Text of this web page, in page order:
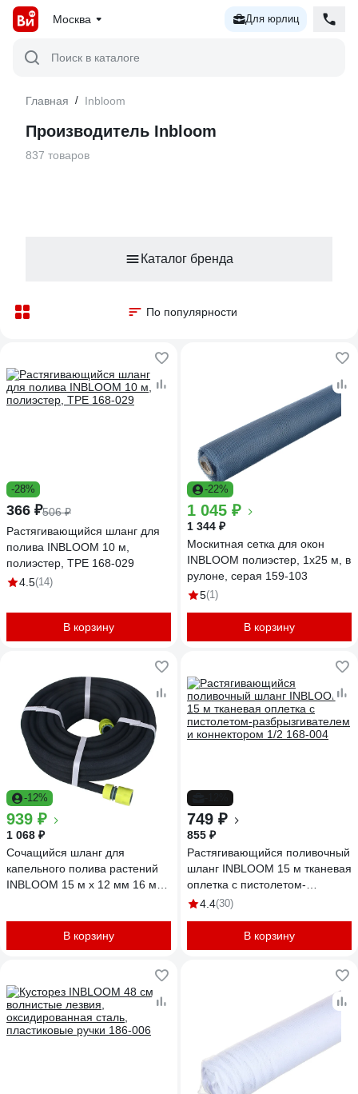
Москва Для юрлиц
Поиск в каталоге
Главная / Inbloom
Производитель Inbloom
837 товаров
Каталог бренда
По популярности
-28%
366 ₽506 ₽
Растягивающийся шланг для
полива INBLOOM 10 м,
полиэстер, TPE 168-029
4.5(14)
В корзину
-22%
1 045 ₽
1 344 ₽
Москитная сетка для окон
INBLOOM полиэстер, 1x25 м, в
рулоне, серая 159-103
5(1)
В корзину
-12%
939 ₽
1 068 ₽
Сочащийся шланг для
капельного полива растений
INBLOOM 15 м x 12 мм 16 мм
В корзину
749 ₽
855 ₽
Растягивающийся поливочный
шланг INBLOOM 15 м тканевая
оплетка с пистолетом-
разбрызгивателем и
4.4(30)
В корзину